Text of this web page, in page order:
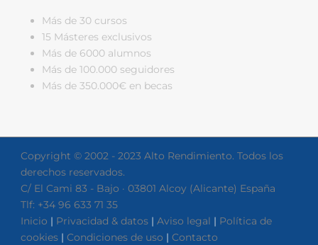
Más de 30 cursos
15 Másteres exclusivos
Más de 6000 alumnos
Más de 100.000 seguidores
Más de 350.000€ en becas
Copyright © 2002 - 2023 Alto Rendimiento. Todos los
derechos reservados.
C/ El Cami 83 - Bajo · 03801 Alcoy (Alicante) España
Tlf: +34 96 633 71 35
Inicio | Privacidad & datos | Aviso legal | Política de
cookies | Condiciones de uso | Contacto